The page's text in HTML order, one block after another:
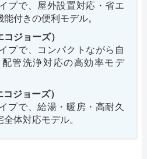
プで、屋外設置対応・省エ
付きの便利モデル。
ジョーズ）
プで、コンパクトながら自
管洗浄対応の高効率モデ
ジョーズ）
プで、給湯・暖房・高耐久
体対応モデル。